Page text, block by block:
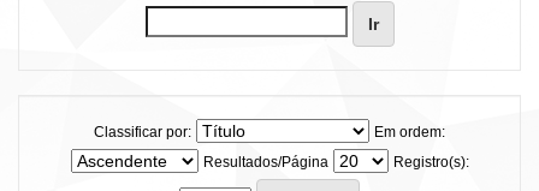
Classificar por:
Em ordem:
Resultados/Página
Registro(s):